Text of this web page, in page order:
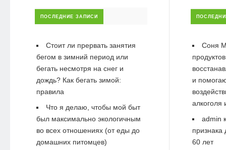
ПОСЛЕДНИЕ ЗАПИСИ
Стоит ли прервать занятия
бегом в зимний период или
бегать несмотря на снег и
дождь? Как бегать зимой:
правила
Что я делаю, чтобы мой быт
был максимально экологичным
во всех отношениях (от еды до
домашних питомцев)
Соня
и
алкоголя
admin
60 лет